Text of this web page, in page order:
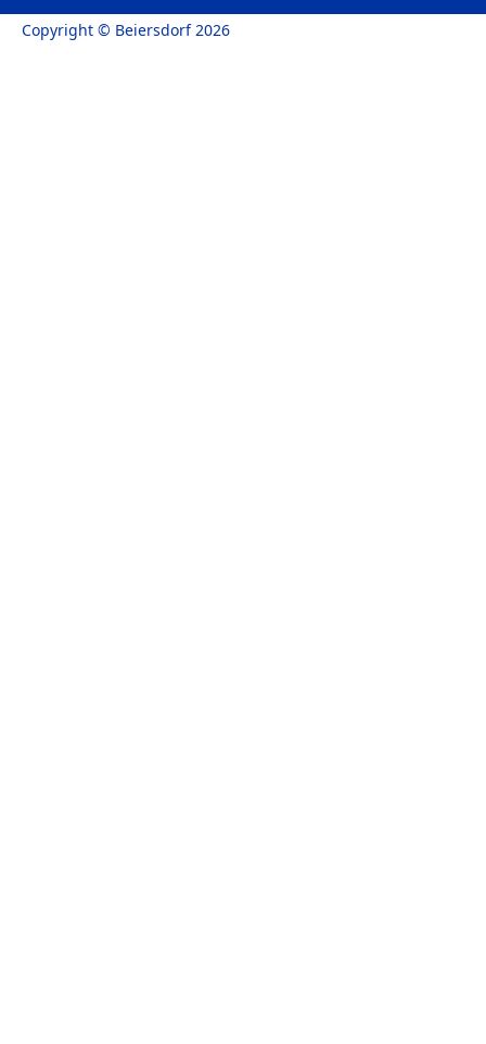
Copyright © Beiersdorf 2026